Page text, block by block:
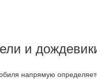
и
напрямую